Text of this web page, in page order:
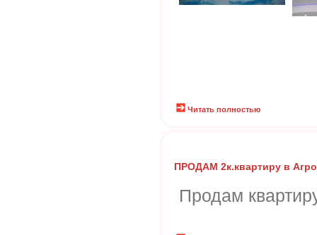
Читать полностью
ПРОДАМ 2к.квартиру в
Продам